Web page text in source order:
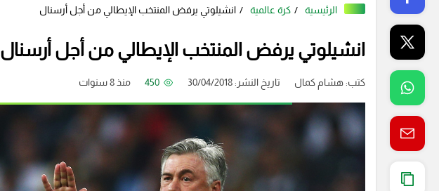
الرئيسية كرة عالمية انشيلوتي يرفض المنتخب الإيطالي من أجل أرسنال
انشيلوتي يرفض المنتخب الإيطالي من أجل أرسنال
كتب:هشام كمال تاريخ النشر: 30/04/2018 450 منذ 8 سنوات